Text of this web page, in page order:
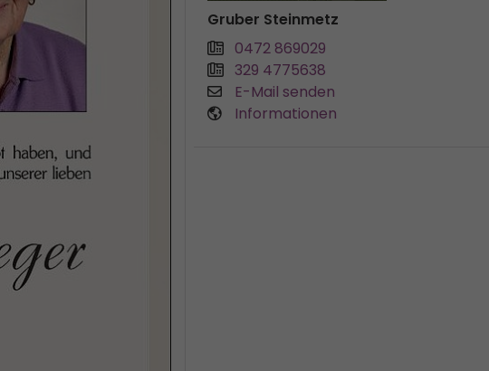
Gruber Steinmetz
0472 869029
329 4775638
E-Mail senden
Informationen